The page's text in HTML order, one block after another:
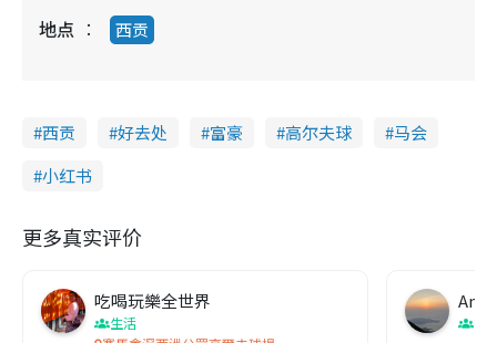
地点 西贡
西贡 好去处 富豪 高尔夫球
马会
小红书
更多真实评价
吃喝玩樂全世界
生活